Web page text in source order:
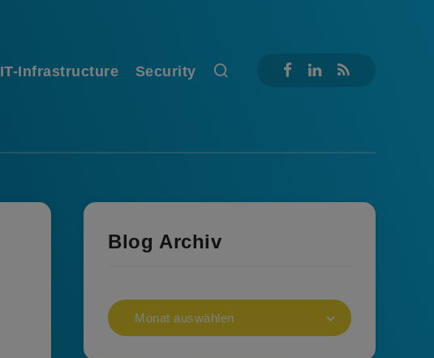
IT-Infrastructure Security
Blog Archiv
Monat auswählen